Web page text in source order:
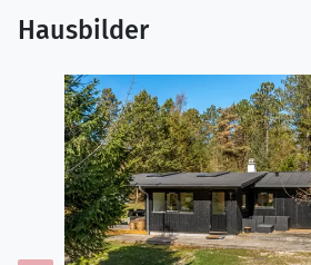
Hinter dem Haus findest du einen
der dich direkt zum Strand führt –
Abkürzung für Urlaubsfreude und
Küche
Die Küche ist mit Kühlschrank ausgestattet. Außerdem
gibt es 4 Induktions-Kochzonen,
Geschirrspüler.
WC und Bad
Hausbilder